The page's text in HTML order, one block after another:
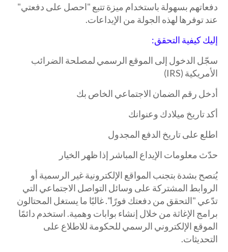
دفعاتهم بسهولة باستخدام ميزة تتبع "احصل على دفعتي"
عند توفرها لهذه الجولة من الإيداعات.
إليك كيفية التحقق:
سجّل الدخول إلى الموقع الرسمي لمصلحة الضرائب
الأمريكية (IRS)
أدخل رقم الضمان الاجتماعي الخاص بك
أكد تاريخ ميلادك وعنوانك
اطلع على تاريخ الدفع المجدول
حدّث معلومات الإيداع المباشر إذا ظهر الخيار
يُنصح بشدة بتجنب المواقع الإلكترونية غير الرسمية أو
الروابط المشتركة على وسائل التواصل الاجتماعي التي
تدّعي "التحقق من دفعتك فورًا". غالبًا ما يستغل المحتالون
برامج الإغاثة من خلال إنشاء بوابات وهمية. استخدم دائمًا
الموقع الإلكتروني الرسمي للحكومة للاطلاع على
التحديثات.